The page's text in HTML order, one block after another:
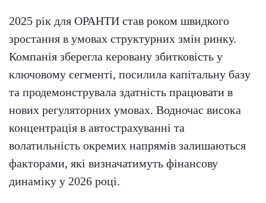
2025 рік для ОРАНТИ став роком швидкого
зростання в умовах структурних змін ринку.
Компанія зберегла керовану збитковість у
ключовому сегменті, посилила капітальну базу
та продемонструвала здатність працювати в
нових регуляторних умовах. Водночас висока
концентрація в автострахуванні та
волатильність окремих напрямів залишаються
факторами, які визначатимуть фінансову
динаміку у 2026 році.